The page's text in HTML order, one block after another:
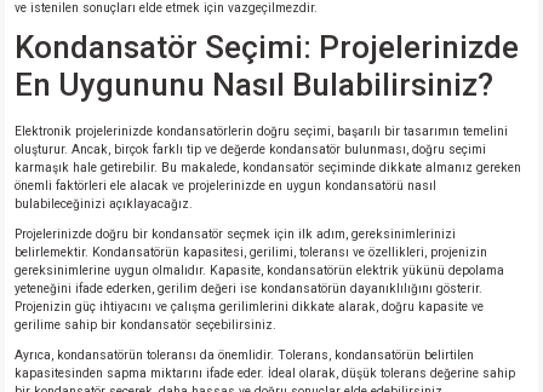
ve istenilen sonuçları elde etmek için vazgeçilmezdir.
Kondansatör Seçimi: Projelerinizde
En Uygununu Nasıl Bulabilirsiniz?
Elektronik projelerinizde kondansatörlerin doğru seçimi, başarılı bir tasarımın temelini
oluşturur. Ancak, birçok farklı tip ve değerde kondansatör bulunması, doğru seçimi
karmaşık hale getirebilir. Bu makalede, kondansatör seçiminde dikkate almanız gereken
önemli faktörleri ele alacak ve projelerinizde en uygun kondansatörü nasıl
bulabileceğinizi açıklayacağız.
Projelerinizde doğru bir kondansatör seçmek için ilk adım, gereksinimlerinizi
belirlemektir. Kondansatörün kapasitesi, gerilimi, toleransı ve özellikleri, projenizin
gereksinimlerine uygun olmalıdır. Kapasite, kondansatörün elektrik yükünü depolama
yeteneğini ifade ederken, gerilim değeri ise kondansatörün dayanıklılığını gösterir.
Projenizin güç ihtiyacını ve çalışma gerilimlerini dikkate alarak, doğru kapasite ve
gerilime sahip bir kondansatör seçebilirsiniz.
Ayrıca, kondansatörün toleransı da önemlidir. Tolerans, kondansatörün belirtilen
kapasitesinden sapma miktarını ifade eder. İdeal olarak, düşük tolerans değerine sahip